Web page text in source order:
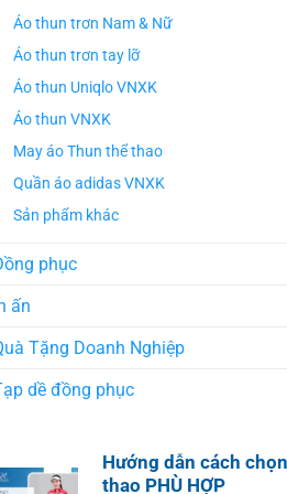
Áo thun trơn Nam & Nữ
Áo thun trơn tay lỡ
Áo thun Uniqlo VNXK
Áo thun VNXK
May áo Thun thể thao
Quần áo adidas VNXK
Sản phẩm khác
phục
ấn
Tặng Doanh Nghiệp
dề đồng phục
Hướng dẫn cách
thao PHÙ HỢP